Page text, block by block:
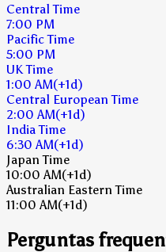
Central Time
7:00 PM
Pacific Time
5:00 PM
UK Time
1:00 AM(+1d)
Central European Time
2:00 AM(+1d)
India Time
6:30 AM(+1d)
Japan Time
10:00 AM(+1d)
Australian Eastern Time
11:00 AM(+1d)
Perguntas